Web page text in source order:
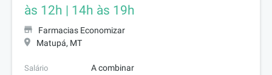
às 12h | 14h às 19h
Farmacias Economizar
Matupá, MT
Salário A combinar